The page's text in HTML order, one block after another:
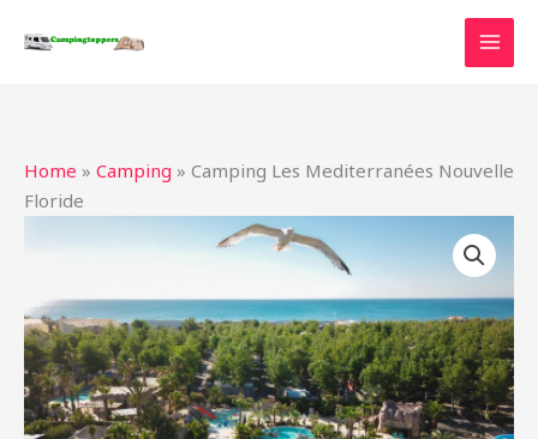
naar
Home » Camping » Camping Les Mediterranées Nouvelle
Floride